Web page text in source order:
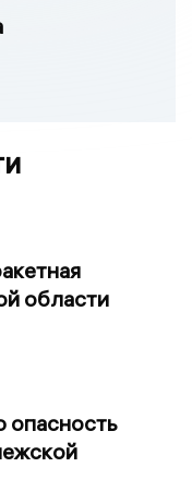
области
опасность